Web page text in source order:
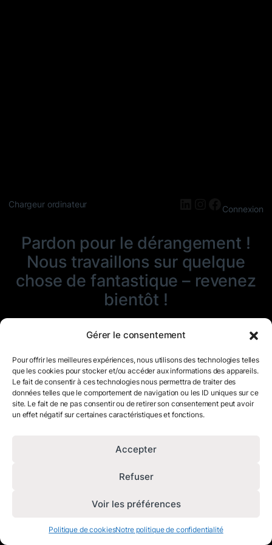
Gérer le consentement
Pour offrir les meilleures expériences, nous utilisons des technologies telles
que les cookies pour stocker et/ou accéder aux informations des appareils.
Le fait de consentir à ces technologies nous permettra de traiter des
données telles que le comportement de navigation ou les ID uniques sur ce
site. Le fait de ne pas consentir ou de retirer son consentement peut avoir
un effet négatif sur certaines caractéristiques et fonctions.
Accepter
Refuser
Voir les préférences
Politique de cookiesNotre politique de confidentialité
Chargeur ordinateur LinkedIn
Instagram
Connexion
Pardon pour le dérangement !
Nous travaillons sur quelque
chose de fantastique – revenez
bientôt !